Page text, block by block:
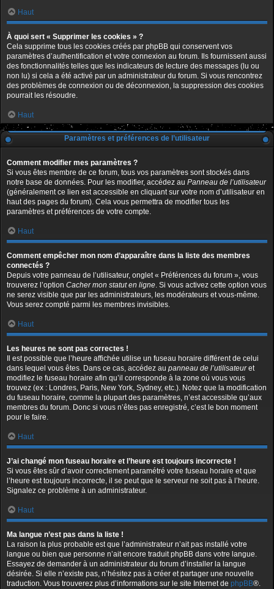
Haut
À quoi sert « Supprimer les cookies » ?
Cela supprime tous les cookies créés par phpBB qui conservent vos
paramètres d’authentification et votre connexion au forum. Ils fournissent aussi
des fonctionnalités telles que les indicateurs de lecture des messages (lu ou
non lu) si cela a été activé par un administrateur du forum. Si vous rencontrez
des problèmes de connexion ou de déconnexion, la suppression des cookies
pourrait les résoudre.
Haut
Paramètres et préférences de l’utilisateur
Comment modifier mes paramètres ?
Si vous êtes membre de ce forum, tous vos paramètres sont stockés dans
notre base de données. Pour les modifier, accédez au Panneau de l’utilisateur
(généralement ce lien est accessible en cliquant sur votre nom d’utilisateur en
haut des pages du forum). Cela vous permettra de modifier tous les
paramètres et préférences de votre compte.
Haut
Comment empêcher mon nom d’apparaître dans la liste des membres
connectés ?
Depuis votre panneau de l’utilisateur, onglet « Préférences du forum », vous
trouverez l’option Cacher mon statut en ligne. Si vous activez cette option vous
ne serez visible que par les administrateurs, les modérateurs et vous-même.
Vous serez compté parmi les membres invisibles.
Haut
Les heures ne sont pas correctes !
Il est possible que l’heure affichée utilise un fuseau horaire différent de celui
dans lequel vous êtes. Dans ce cas, accédez au panneau de l’utilisateuret
modifiez le fuseau horaire afin qu’il corresponde à la zone où vous vous
trouvez (ex : Londres, Paris, New York, Sydney, etc.). Notez que la modification
du fuseau horaire, comme la plupart des paramètres, n’est accessible qu’aux
membres du forum. Donc si vous n’êtes pas enregistré, c’est le bon moment
pour le faire.
Haut
J’ai changé mon fuseau horaire et l’heure est toujours incorrecte !
Si vous êtes sûr d’avoir correctement paramétré votre fuseau horaire et que
l’heure est toujours incorrecte, il se peut que le serveur ne soit pas à l’heure.
Signalez ce problème à un administrateur.
Haut
Ma langue n’est pas dans la liste !
La raison la plus probable est que l’administrateur n’ait pas installé votre
langue ou bien que personne n’ait encore traduit phpBB dans votre langue.
Essayez de demander à un administrateur du forum d’installer la langue
désirée. Si elle n’existe pas, n’hésitez pas à créer et partager une nouvelle
traduction. Vous trouverez plus d’informations sur le site Internet de phpBB®.